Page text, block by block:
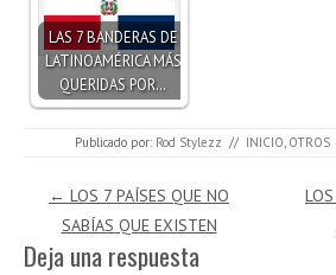
LAS 7 BANDERAS DE
LATINOAMÉRICA MÁS
QUERIDAS POR…
Publicado por: Rod Stylezz // INICIO OTROS
Navegación de entradas
← LOS 7 PAÍSES QUE NO
SABÍAS QUE EXISTEN
Deja una respuesta